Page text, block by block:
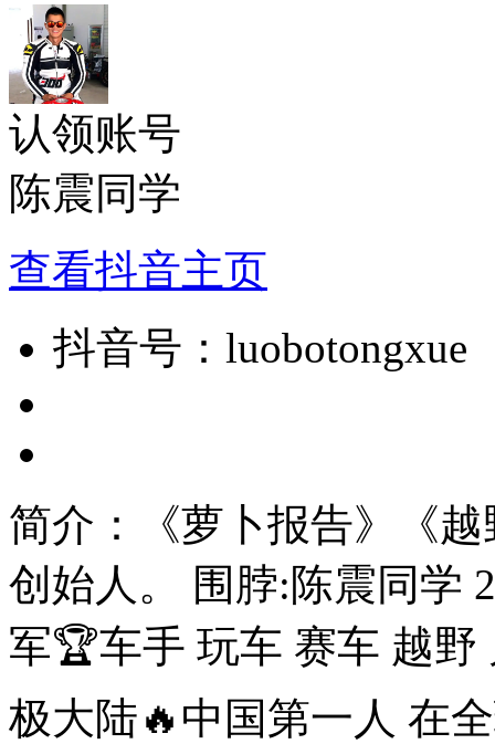
认领账号
陈震同学
查看抖音主页
抖音号： luobotongxue
简介：
《萝卜报告》《
创始人。 围脖:陈震同学
军🏆车手 玩车 赛车 越
极大陆🔥中国第一人 在